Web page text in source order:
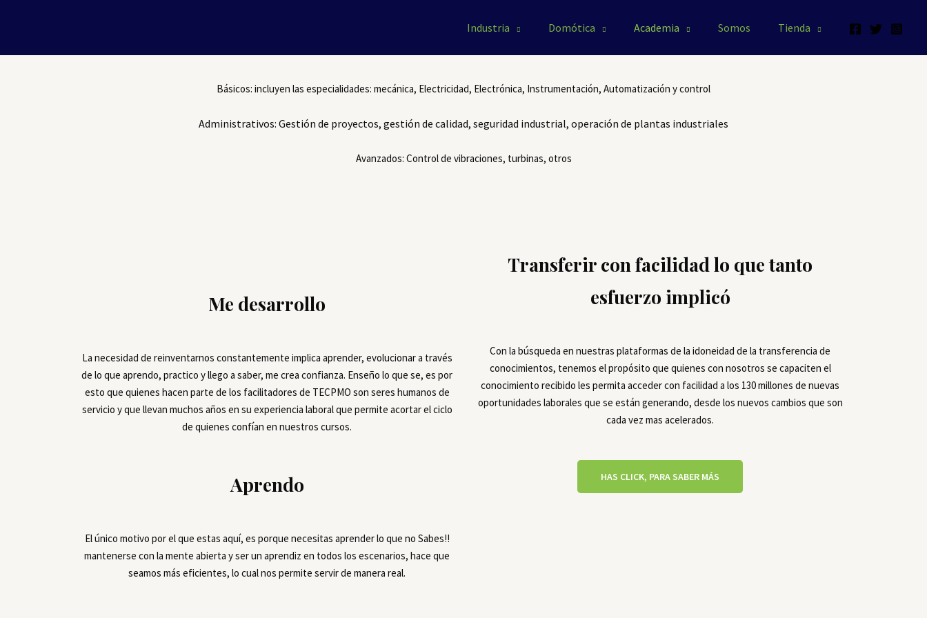
Industria Domótica Academia Somos Tienda
Básicos: incluyen las especialidades: mecánica, Electricidad, Electrónica, Instrumentación, Automatización y control
Administrativos: Gestión de proyectos, gestión de calidad, seguridad industrial, operación de plantas industriales
Avanzados: Control de vibraciones, turbinas, otros
Me desarrollo
La necesidad de reinventarnos constantemente implica aprender, evolucionar a través
de lo que aprendo, practico y llego a saber, me crea confianza. Enseño lo que se, es por
esto que quienes hacen parte de los facilitadores de TECPMO son seres humanos de
servicio y que llevan muchos años en su experiencia laboral que permite acortar el ciclo
de quienes confían en nuestros cursos.
Aprendo
El único motivo por el que estas aquí, es porque necesitas aprender lo que no Sabes!!
mantenerse con la mente abierta y ser un aprendiz en todos los escenarios, hace que
seamos más eficientes, lo cual nos permite servir de manera real.
Transferir con facilidad lo que tanto
esfuerzo implicó
Con la búsqueda en nuestras plataformas de la idoneidad de la transferencia de
conocimientos, tenemos el propósito que quienes con nosotros se capaciten el
conocimiento recibido les permita acceder con facilidad a los 130 millones de nuevas
oportunidades laborales que se están generando, desde los nuevos cambios que son
cada vez mas acelerados.
HAS CLICK, PARA SABER MÁS